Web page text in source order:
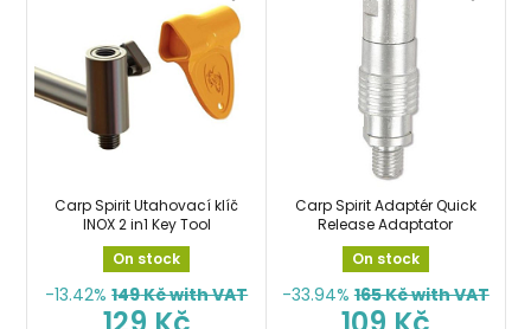
Carp Spirit Utahovací klíč
INOX 2 in1 Key Tool
On stock
-13.42% 149Kč with VAT
Carp Spirit Adaptér Quick
Release Adaptator
On stock
-33.94% 165Kč with VAT